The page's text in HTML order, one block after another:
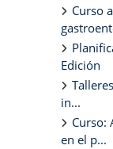
Curso
Edición
in...
Curso:
en el p...